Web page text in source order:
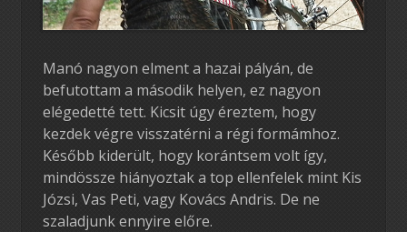
Manó nagyon elment a hazai pályán, de
befutottam a második helyen, ez nagyon
elégedetté tett. Kicsit úgy éreztem, hogy
kezdek végre visszatérni a régi formámhoz.
Később kiderült, hogy korántsem volt így,
mindössze hiányoztak a top ellenfelek mint Kis
Józsi, Vas Peti, vagy Kovács Andris. De ne
szaladjunk ennyire előre.